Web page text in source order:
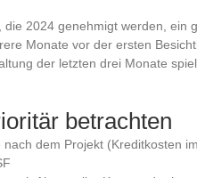
2024 genehmigt werden, ein
Monate vor der ersten
der letzten drei Monate
betrachten
dem Projekt (Kreditkosten